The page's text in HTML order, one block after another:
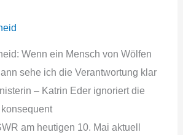
Wenn ein Mensch von Wölfen
sehe ich die Verantwortung klar
– Katrin Eder ignoriert die
am heutigen 10. Mai aktuell